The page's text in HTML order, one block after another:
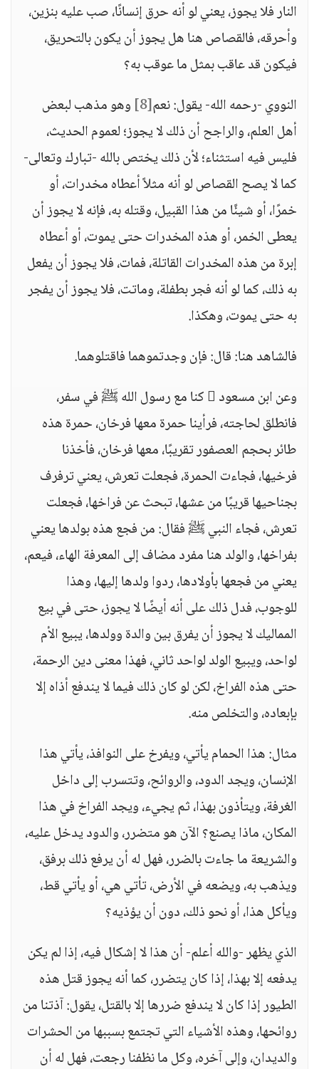
النار فلا يجوز، يعني لو أنه حرق إنسانًا، صب عليه بنزين،
وأحرقه، فالقصاص هنا هل يجوز أن يكون بالتحريق،
فيكون قد عاقب بمثل ما عوقب به؟
النووي -رحمه الله- يقول: نعم[8]
وهو مذهب لبعض
أهل العلم، والراجح أن ذلك لا يجوز؛ لعموم الحديث،
فليس فيه استثناء؛ لأن ذلك يختص بالله -تبارك وتعالى-
كما لا يصح القصاص لو أنه مثلاً أعطاه مخدرات، أو
خمرًا، أو شيئًا من هذا القبيل، وقتله به، فإنه لا يجوز أن
يعطى الخمر، أو هذه المخدرات حتى يموت، أو أعطاه
إبرة من هذه المخدرات القاتلة، فمات، فلا يجوز أن يفعل
به ذلك، كما لو أنه فجر بطفلة، وماتت، فلا يجوز أن يفجر
به حتى يموت، وهكذا.
فالشاهد هنا: قال: فإن وجدتموهما فاقتلوهما.
وعن ابن مسعود  كنا مع رسول الله ﷺ في سفر،
فانطلق لحاجته، فرأينا حمرة معها فرخان، حمرة هذه
طائر بحجم العصفور تقريبًا، معها فرخان، فأخذنا
فرخيها، فجاءت الحمرة، فجعلت تعرش، يعني ترفرف
بجناحيها قريبًا من عشها، تبحث عن فراخها، فجعلت
تعرش، فجاء النبي ﷺ فقال: من فجع هذه بولدها يعني
بفراخها، والولد هنا مفرد مضاف إلى المعرفة الهاء، فيعم،
يعني من فجعها بأولادها، ردوا ولدها إليها، وهذا
للوجوب، فدل ذلك على أنه أيضًا لا يجوز، حتى في بيع
المماليك لا يجوز أن يفرق بين والدة وولدها، يبيع الأم
لواحد، ويبيع الولد لواحد ثاني، فهذا معنى دين الرحمة،
حتى هذه الفراخ، لكن لو كان ذلك فيما لا يندفع أذاه إلا
بإبعاده، والتخلص منه.
مثال: هذا الحمام يأتي، ويفرخ على النوافذ، يأتي هذا
الإنسان، ويجد الدود، والروائح، وتتسرب إلى داخل
الغرفة، ويتأذون بهذا، ثم يجيء، ويجد الفراخ في هذا
المكان، ماذا يصنع؟ الآن هو متضرر، والدود يدخل عليه،
والشريعة ما جاءت بالضرر، فهل له أن يرفع ذلك برفق،
ويذهب به، ويضعه في الأرض، تأتي هي، أو يأتي قط،
ويأكل هذا، أو نحو ذلك، دون أن يؤذيه؟
الذي يظهر -والله أعلم- أن هذا لا إشكال فيه، إذا لم يكن
يدفعه إلا بهذا، إذا كان يتضرر، كما أنه يجوز قتل هذه
الطيور إذا كان لا يندفع ضررها إلا بالقتل، يقول: آذتنا من
روائحها، وهذه الأشياء التي تجتمع بسببها من الحشرات
والديدان، وإلى آخره، وكل ما نظفنا رجعت، فهل له أن